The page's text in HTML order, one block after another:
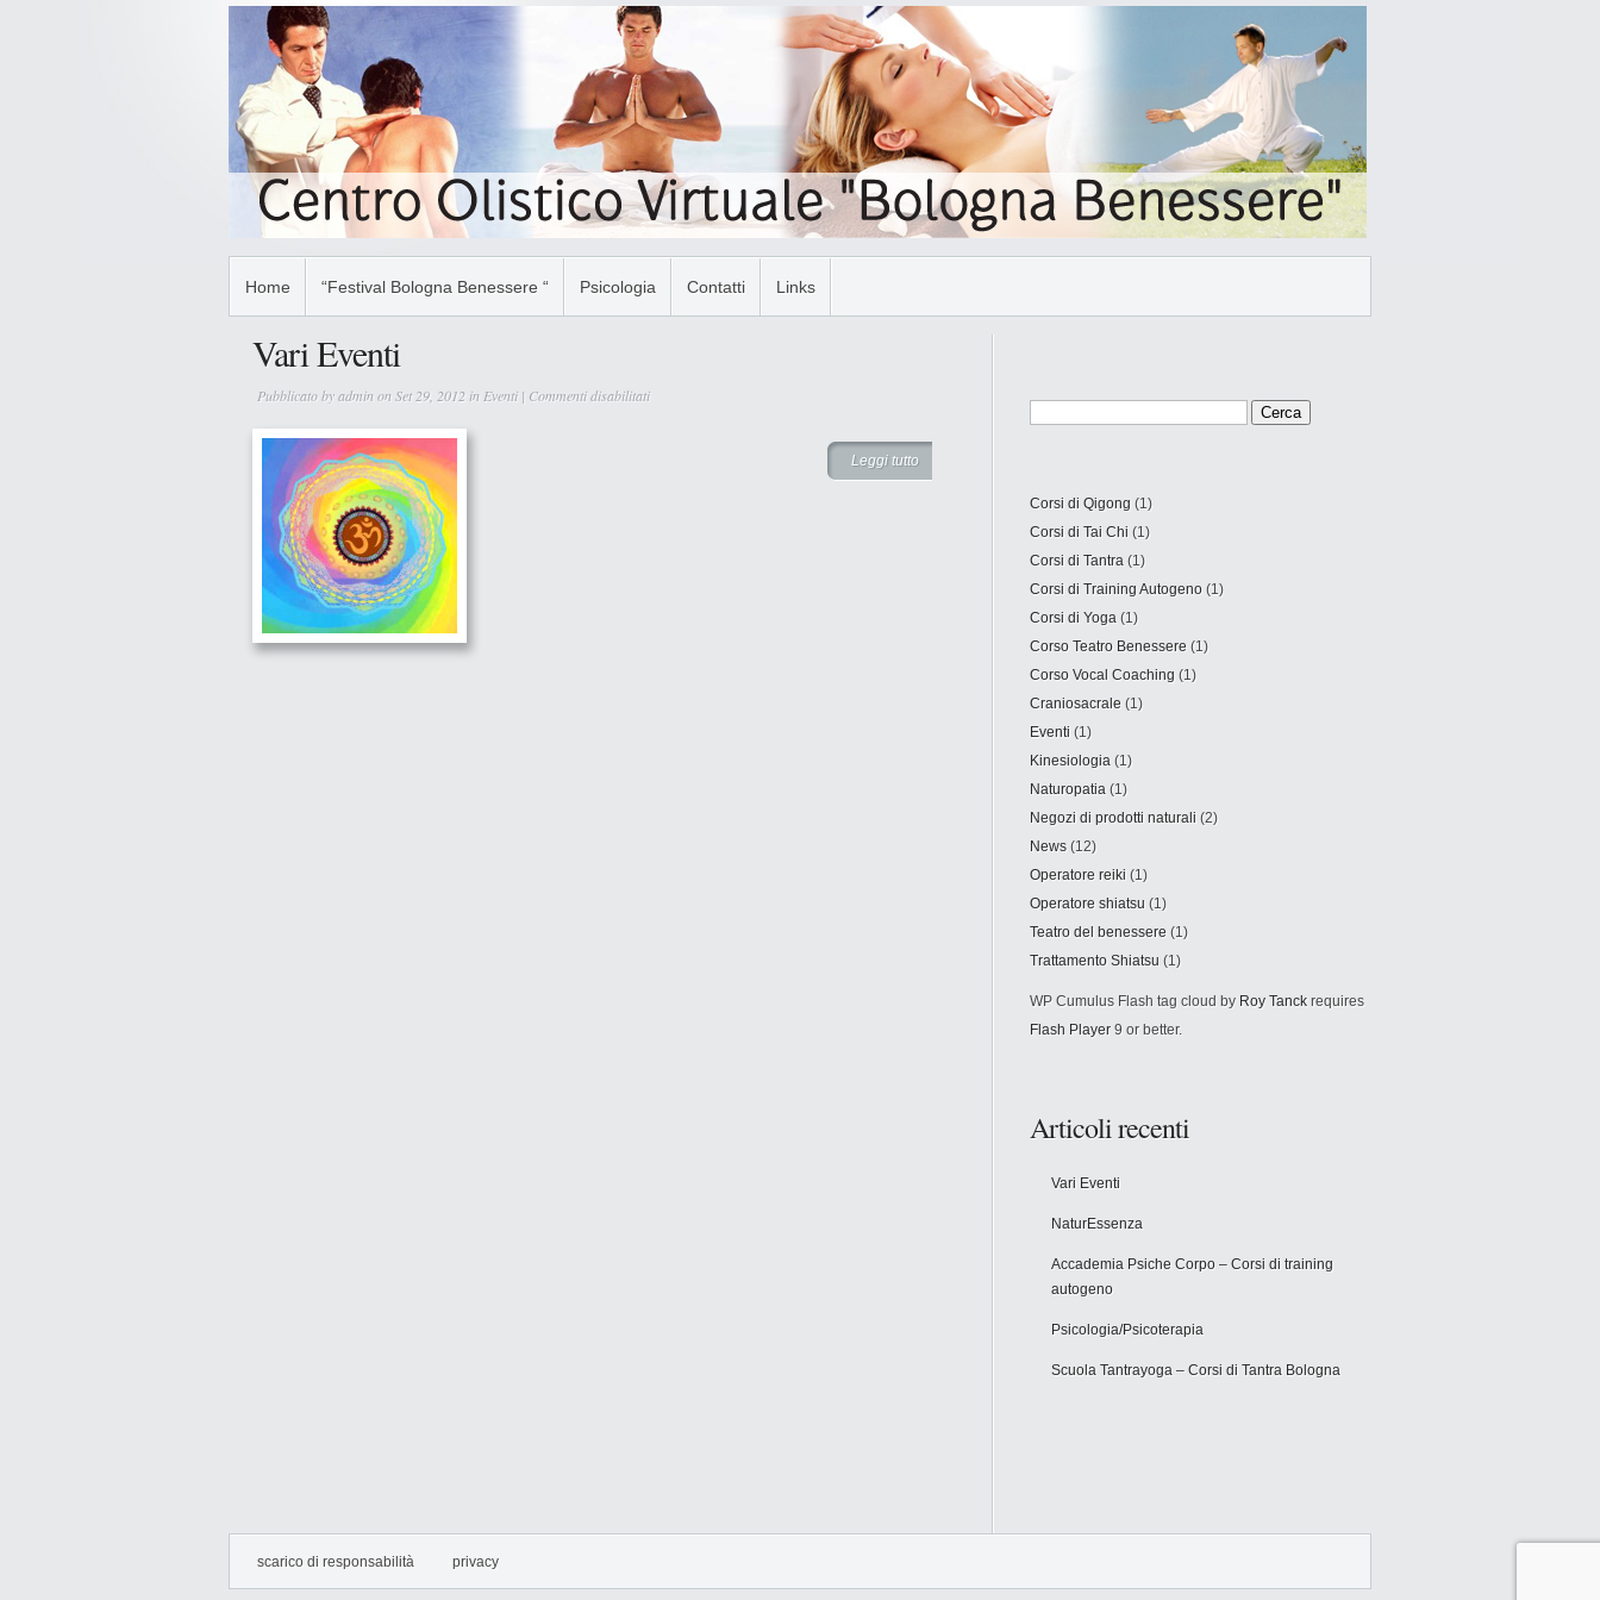
Home “Festival Bologna Benessere “ Psicologia Contatti Links
Vari Eventi
Pubblicato byadminon Set 29, 2012 in Eventi | Commenti disabilitatisu
Leggi tutto
Corsi di Qigong (1)
Corsi di Tai Chi (1)
Corsi di Tantra (1)
Corsi di Training Autogeno (1)
Corsi di Yoga (1)
Corso Teatro Benessere (1)
Corso Vocal Coaching (1)
Craniosacrale (1)
Eventi (1)
Kinesiologia (1)
Naturopatia (1)
Negozi di prodotti naturali (2)
News (12)
Operatore reiki (1)
Operatore shiatsu (1)
Teatro del benessere (1)
Trattamento Shiatsu (1)
WP Cumulus Flash tag cloud by Roy Tanck requires
Flash Player 9 or better.
Articoli recenti
Vari Eventi
NaturEssenza
Accademia Psiche Corpo – Corsi di training
autogeno
Psicologia/Psicoterapia
Scuola Tantrayoga – Corsi di Tantra Bologna
scarico di responsabilità privacy